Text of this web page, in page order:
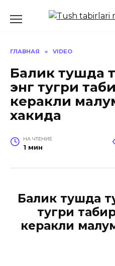
ГЛАВНАЯ » VIDEO
Балик тушда
энг тугри
керакли
хакида
НА ЧТЕНИЕ
1 мин
Балик тушда
тугри
керакли